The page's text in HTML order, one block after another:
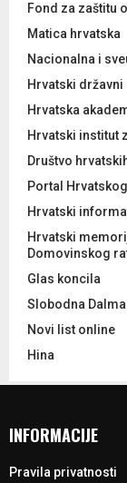
Fond za zaštitu
Matica hrvatska
Nacionalna i
Hrvatski državni
Hrvatska
Hrvatski institut
Društvo
Portal
Hrvatski
Hrvatski
Domovinskog
Glas koncila
Slobodna
Novi list online
Hina
INFORMACIJE
Pravila privatnosti